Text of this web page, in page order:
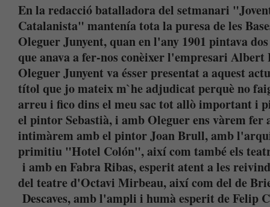
En la redacció batalladora del setmanari
Catalanista" mantenía tota la puresa de les
Oleguer Junyent, quan en l'any 1901 pintava
que anava a fer-nos conèixer l'empresari
Oleguer Junyent va ésser presentat a aquest
títol que jo mateix m`he adjudicat perquè no
arreu i fico dins el meu sac tot allò important i
el pintor Sebastià, i amb Oleguer ens vàrem
intimàrem amb el pintor Joan Brull, amb
primitiu "Hotel Colón", així com també els
i amb en Fabra Ribas, esperit atent a les
del teatre d'Octavi Mirbeau, així com del de
Descaves, amb l'ampli i humà esperit de Felip